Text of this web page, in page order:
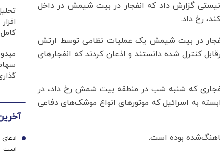
گزارش داد که انفجار در بیت شیمش در داخل
رخ داد.
در بیت شیمش یک عملیات نظامی توسط ارتش
کنترل شده دانستند و اذعان کردند که انفجارهای
که شنبه شب در منطقه بیت شمش رخ داد، در
به اسرائیل که موتورهای انواع موشک‌های دفاعی
بوده است.
است
1